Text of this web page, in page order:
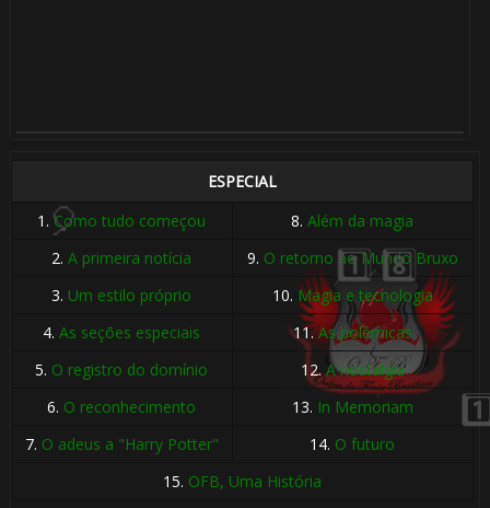
ESPECIAL
1.Como tudo começou 8.Além da magia
2.A primeira notícia 9. O retorno ao Mundo Bruxo
3. Um estilo próprio 10. Magia e tecnologia
4.As seções especiais 11.As polêmicas
5. O registro do domínio 12.A nostalgia
6. O reconhecimento 13. In Memoriam
7. O adeus a "Harry Potter" 14. O futuro
15. OFB, Uma História
1️⃣ 8️⃣
⚡